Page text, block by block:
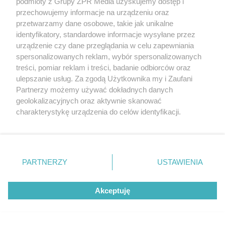
ZOBACZ WIĘCEJ
przechowujemy informacje na urządzeniu oraz
przetwarzamy dane osobowe, takie jak unikalne
identyfikatory, standardowe informacje wysyłane przez
urządzenie czy dane przeglądania w celu zapewniania
spersonalizowanych reklam, wybór spersonalizowanych
treści, pomiar reklam i treści, badanie odbiorców oraz
ulepszanie usług. Za zgodą Użytkownika my i Zaufani
Partnerzy możemy używać dokładnych danych
geolokalizacyjnych oraz aktywnie skanować
charakterystykę urządzenia do celów identyfikacji.
zmienić/wycofać klikając przycisk ustawień prywatności
znajdujący się w lewym dolnym rogu strony
rodzaje przetwarzania danych nie wymagają zgody
użytkownika, ale masz prawo sprzeciwić się takiemu
przetwarzaniu. Preferencje będą miały zastosowanie tylko
PARTNERZY USTAWIENIA
Akceptuję